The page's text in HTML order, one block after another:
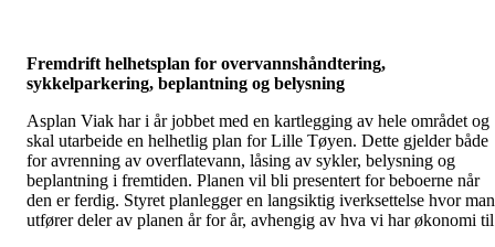
Fremdrift helhetsplan for overvannshåndtering,
sykkelparkering, beplantning og belysning
Asplan Viak har i år jobbet med en kartlegging av hele området og
skal utarbeide en helhetlig plan for Lille Tøyen. Dette gjelder både
for avrenning av overflatevann, låsing av sykler, belysning og
beplantning i fremtiden. Planen vil bli presentert for beboerne når
den er ferdig. Styret planlegger en langsiktig iverksettelse hvor man
utfører deler av planen år for år, avhengig av hva vi har økonomi